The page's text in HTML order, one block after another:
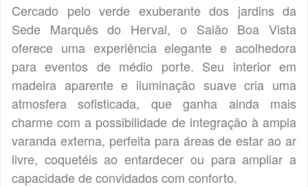
Cercado pelo verde exuberante dos jardins da
Sede Marquês do Herval, o Salão Boa Vista
oferece uma experiência elegante e acolhedora
para eventos de médio porte. Seu interior em
madeira aparente e iluminação suave cria uma
atmosfera sofisticada, que ganha ainda mais
charme com a possibilidade de integração à ampla
varanda externa, perfeita para áreas de estar ao ar
livre, coquetéis ao entardecer ou para ampliar a
capacidade de convidados com conforto.